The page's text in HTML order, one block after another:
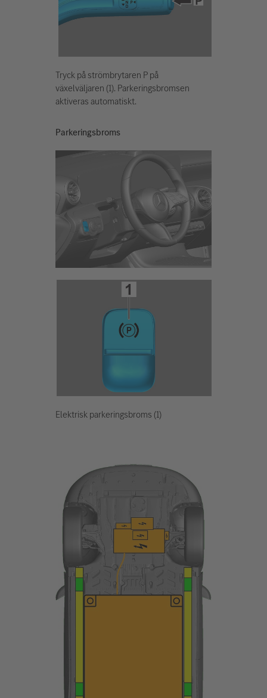
Tryck på strömbrytaren P på
växelväljaren (1). Parkeringsbromsen
aktiveras automatiskt.
Parkeringsbroms
Elektrisk parkeringsbroms (1)